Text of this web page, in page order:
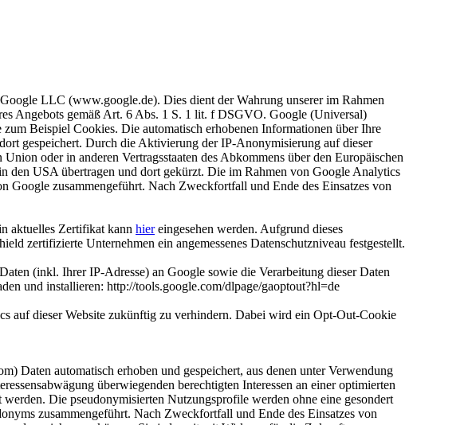
LLC (www.google.de). Dies dient der Wahrung unserer im Rahmen
Angebots gemäß Art. 6 Abs. 1 S. 1 lit. f DSGVO. Google (Universal)
Beispiel Cookies. Die automatisch erhobenen Informationen über Ihre
gespeichert. Durch die Aktivierung der IP-Anonymisierung auf dieser
oder in anderen Vertragsstaaten des Abkommens über den Europäischen
den USA übertragen und dort gekürzt. Die im Rahmen von Google Analytics
zusammengeführt. Nach Zweckfortfall und Ende des Einsatzes von
aktuelles Zertifikat kann hiereingesehen werden. Aufgrund dieses
zertifizierte Unternehmen ein angemessenes Datenschutzniveau festgestellt.
(inkl. Ihrer IP-Adresse) an Google sowie die Verarbeitung dieser Daten
und installieren: http://tools.google.com/dlpage/gaoptout?hl=de
auf dieser Website zukünftig zu verhindern. Dabei wird ein Opt-Out-Cookie
Daten automatisch erhoben und gespeichert, aus denen unter Verwendung
überwiegenden berechtigten Interessen an einer optimierten
Die pseudonymisierten Nutzungsprofile werden ohne eine gesondert
zusammengeführt. Nach Zweckfortfall und Ende des Einsatzes von